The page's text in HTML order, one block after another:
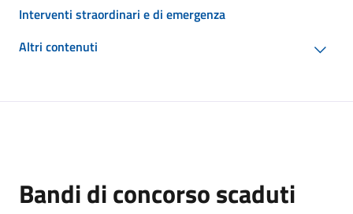
Interventi straordinari e di emergenza
Altri contenuti
Bandi di concorso scaduti